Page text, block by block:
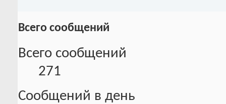
Всего сообщений
Всего сообщений
271
Сообщений в день